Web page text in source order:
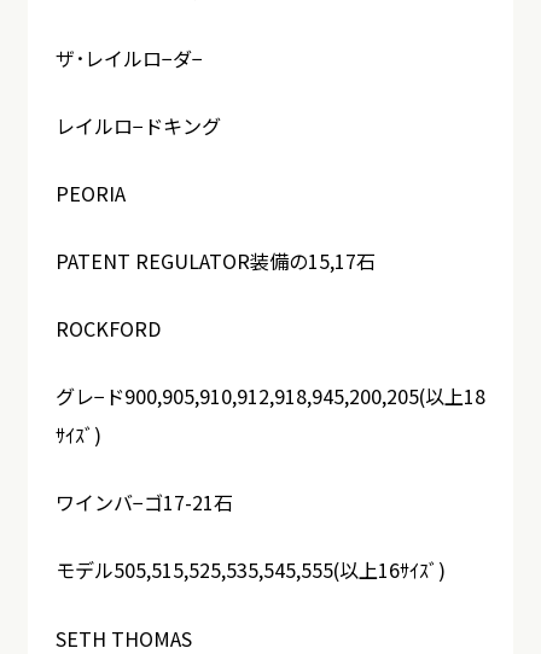
ザ･レイルロ−ダ−
レイルロ−ドキング
PEORIA
PATENT REGULATOR装備の15,17石
ROCKFORD
グレ−ド900,905,910,912,918,945,200,205(以上18
ｻｲｽﾞ)
ワインバ−ゴ17-21石
モデル505,515,525,535,545,555(以上16ｻｲｽﾞ)
SETH THOMAS